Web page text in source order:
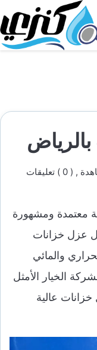
, ( 0 ) تعليقات
معتمدة ومشهورة
عزل خزانات
والمائي
الخيار الأمثل
عالية